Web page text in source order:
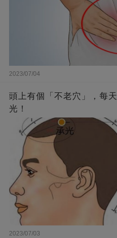
2023/07/04
頭上有個「不老穴」，每
光！
2023/07/03